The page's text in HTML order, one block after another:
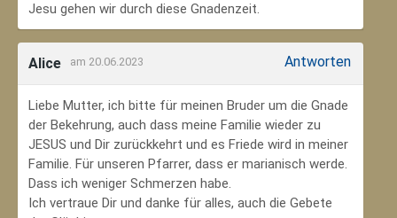
Jesu gehen wir durch diese Gnadenzeit.
Alice am 20.06.2023 Antworten
Liebe Mutter, ich bitte für meinen Bruder um die Gnade
der Bekehrung, auch dass meine Familie wieder zu
JESUS und Dir zurückkehrt und es Friede wird in meiner
Familie. Für unseren Pfarrer, dass er marianisch werde.
Dass ich weniger Schmerzen habe.
Ich vertraue Dir und danke für alles, auch die Gebete